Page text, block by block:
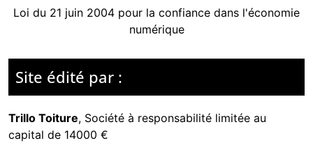
Loi du 21 juin 2004 pour la confiance dans l'économie
numérique
Site édité par :
Trillo Toiture, Société à responsabilité limitée au
capital de 14000 €